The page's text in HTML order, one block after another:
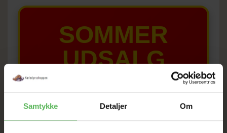
Samtykke Detaljer Om
SOMMER
UDSALG
TIL D. 8 AUGUST
HELE WEBSHOPPEN ER